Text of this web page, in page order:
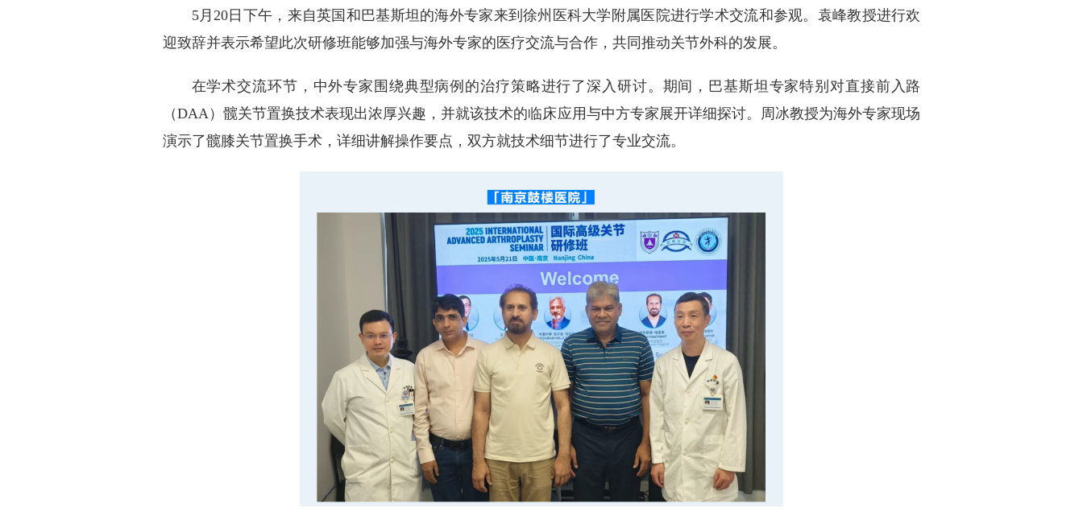
5月20日下午，来自英国和巴基斯坦的海外专家来到徐州医科大学附属医院进行学术交流和参观。袁峰教授进行欢
迎致辞并表示希望此次研修班能够加强与海外专家的医疗交流与合作，共同推动关节外科的发展。
在学术交流环节，中外专家围绕典型病例的治疗策略进行了深入研讨。期间，巴基斯坦专家特别对直接前入路
（DAA）髋关节置换技术表现出浓厚兴趣，并就该技术的临床应用与中方专家展开详细探讨。 周冰教授为海外专家现场
演示了髋膝关节置换手术，详细讲解操作要点，双方就技术细节进行了专业交流。